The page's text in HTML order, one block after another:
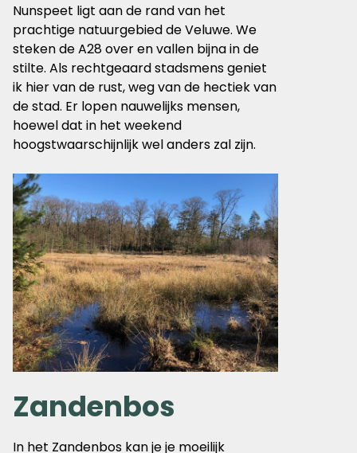
Nunspeet ligt aan de rand van het
prachtige natuurgebied de Veluwe. We
steken de A28 over en vallen bijna in de
stilte. Als rechtgeaard stadsmens geniet
ik hier van de rust, weg van de hectiek van
de stad. Er lopen nauwelijks mensen,
hoewel dat in het weekend
hoogstwaarschijnlijk wel anders zal zijn.
Zandenbos
In het Zandenbos kan je je moeilijk